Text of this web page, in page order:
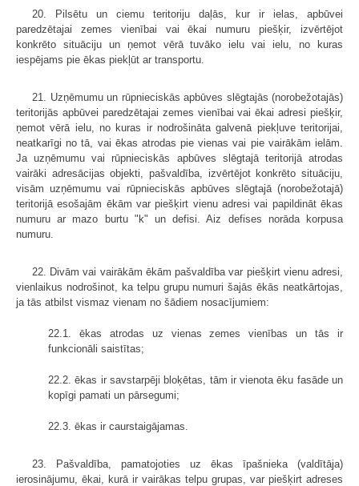
20. Pilsētu un ciemu teritoriju daļās, kur ir ielas, apbūvei
paredzētajai zemes vienībai vai ēkai numuru piešķir, izvērtējot
konkrēto situāciju un ņemot vērā tuvāko ielu vai ielu, no kuras
iespējams pie ēkas piekļūt ar transportu.
21. Uzņēmumu un rūpnieciskās apbūves slēgtajās (norobežotajās)
teritorijās apbūvei paredzētajai zemes vienībai vai ēkai adresi piešķir,
ņemot vērā ielu, no kuras ir nodrošināta galvenā piekļuve teritorijai,
neatkarīgi no tā, vai ēkas atrodas pie vienas vai pie vairākām ielām.
Ja uzņēmumu vai rūpnieciskās apbūves slēgtajā teritorijā atrodas
vairāki adresācijas objekti, pašvaldība, izvērtējot konkrēto situāciju,
visām uzņēmumu vai rūpnieciskās apbūves slēgtajā (norobežotajā)
teritorijā esošajām ēkām var piešķirt vienu adresi vai papildināt ēkas
numuru ar mazo burtu "k" un defisi. Aiz defises norāda korpusa
numuru.
22. Divām vai vairākām ēkām pašvaldība var piešķirt vienu adresi,
vienlaikus nodrošinot, ka telpu grupu numuri šajās ēkās neatkārtojas,
ja tās atbilst vismaz vienam no šādiem nosacījumiem:
22.1. ēkas atrodas uz vienas zemes vienības un tās ir
funkcionāli saistītas;
22.2. ēkas ir savstarpēji bloķētas, tām ir vienota ēku fasāde un
kopīgi pamati un pārsegumi;
22.3. ēkas ir caurstaigājamas.
23. Pašvaldība, pamatojoties uz ēkas īpašnieka (valdītāja)
ierosinājumu, ēkai, kurā ir vairākas telpu grupas, var piešķirt adreses